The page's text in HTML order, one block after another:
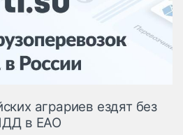
грузы
и
грузы
и
и ВЭД
аграриев ездят без
в ЕАО